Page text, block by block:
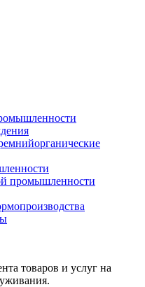
промышленности
товаров и услуг на